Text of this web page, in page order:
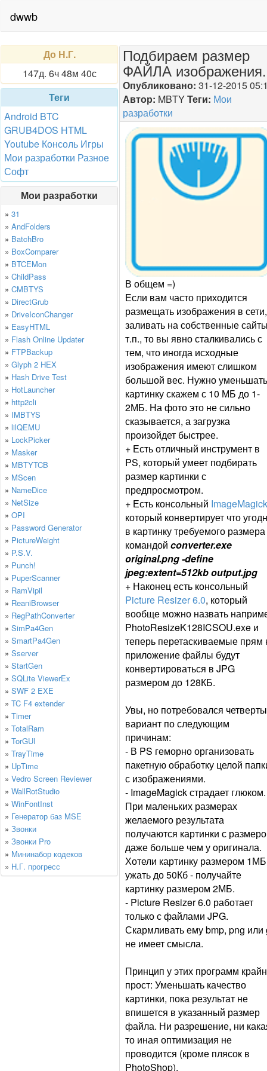
dwwb
До Н.Г.
147д. 6ч 48м 40с
Теги
Android BTC
GRUB4DOS HTML
Youtube Консоль Игры
Мои разработки Разное
Софт
Мои разработки
» 31
» AndFolders
» BatchBro
» BoxComparer
» BTCEMon
» ChildPass
» CMBTYS
» DirectGrub
» DriveIconChanger
» EasyHTML
» Flash Online Updater
» FTPBackup
» Glyph 2 HEX
» Hash Drive Test
» HotLauncher
» http2cli
» IMBTYS
» lilQEMU
» LockPicker
» Masker
» MBTYTCB
» MScen
» NameDice
» NetSize
» OPI
» Password Generator
» PictureWeight
» P.S.V.
» Punch!
» PuperScanner
» RamVipil
» ReaniBrowser
» RegPathConverter
» SimPa4Gen
» SmartPa4Gen
» Sserver
» StartGen
» SQLite ViewerEx
» SWF 2 EXE
» TC F4 extender
» Timer
» TotalRam
» TorGUI
» TrayTime
» UpTime
» Vedro Screen Reviewer
» WallRotStudio
» WinFontInst
» Генератор баз MSE
» Звонки
» Звонки Pro
» Мининабор кодеков
» Н.Г. прогресс
Подбираем размер
ФАЙЛА изображения.
Опубликовано: 31-12-2015
Автор: MBTYТеги: Мои
разработки
В общем =)
Если вам часто приходится
размещать изображения в сети,
заливать на собственные
т.п., то вы явно сталкивались с
тем, что иногда исходные
изображения имеют слишком
большой вес. Нужно уменьшать
картинку скажем с 10 МБ до 1-
2МБ. На фото это не сильно
сказывается, а загрузка
произойдет быстрее.
+ Есть отличный инструмент в
PS, который умеет подбирать
размер картинки с
предпросмотром.
+ Есть консольный ImageMagick
который конвертирует что
в картинку требуемого размера
командой converter.exe
original.png -define
jpeg:extent=512kb output.jpg
+ Наконец есть консольный
Picture Resizer 6.0, который
вообще можно назвать
PhotoResizeK128ICSOU.exe и
теперь перетаскиваемые прям
приложение файлы будут
конвертироваться в JPG
размером до 128КБ.
Увы, но потребовался
вариант по следующим
причинам:
- В PS геморно организовать
пакетную обработку целой
с изображениями.
- ImageMagick страдает глюком.
При маленьких размерах
желаемого результата
получаются картинки с
даже больше чем у оригинала.
Хотели картинку размером 1МБ
ужать до 50Кб - получайте
картинку размером 2МБ.
- Picture Resizer 6.0 работает
только с файлами JPG.
Скармливать ему bmp, png или
не имеет смысла.
Принцип у этих программ
прост: Уменьшать качество
картинки, пока результат не
впишется в указанный размер
файла. Ни разрешение, ни
то иная оптимизация не
проводится (кроме плясок в
PhotoShop).